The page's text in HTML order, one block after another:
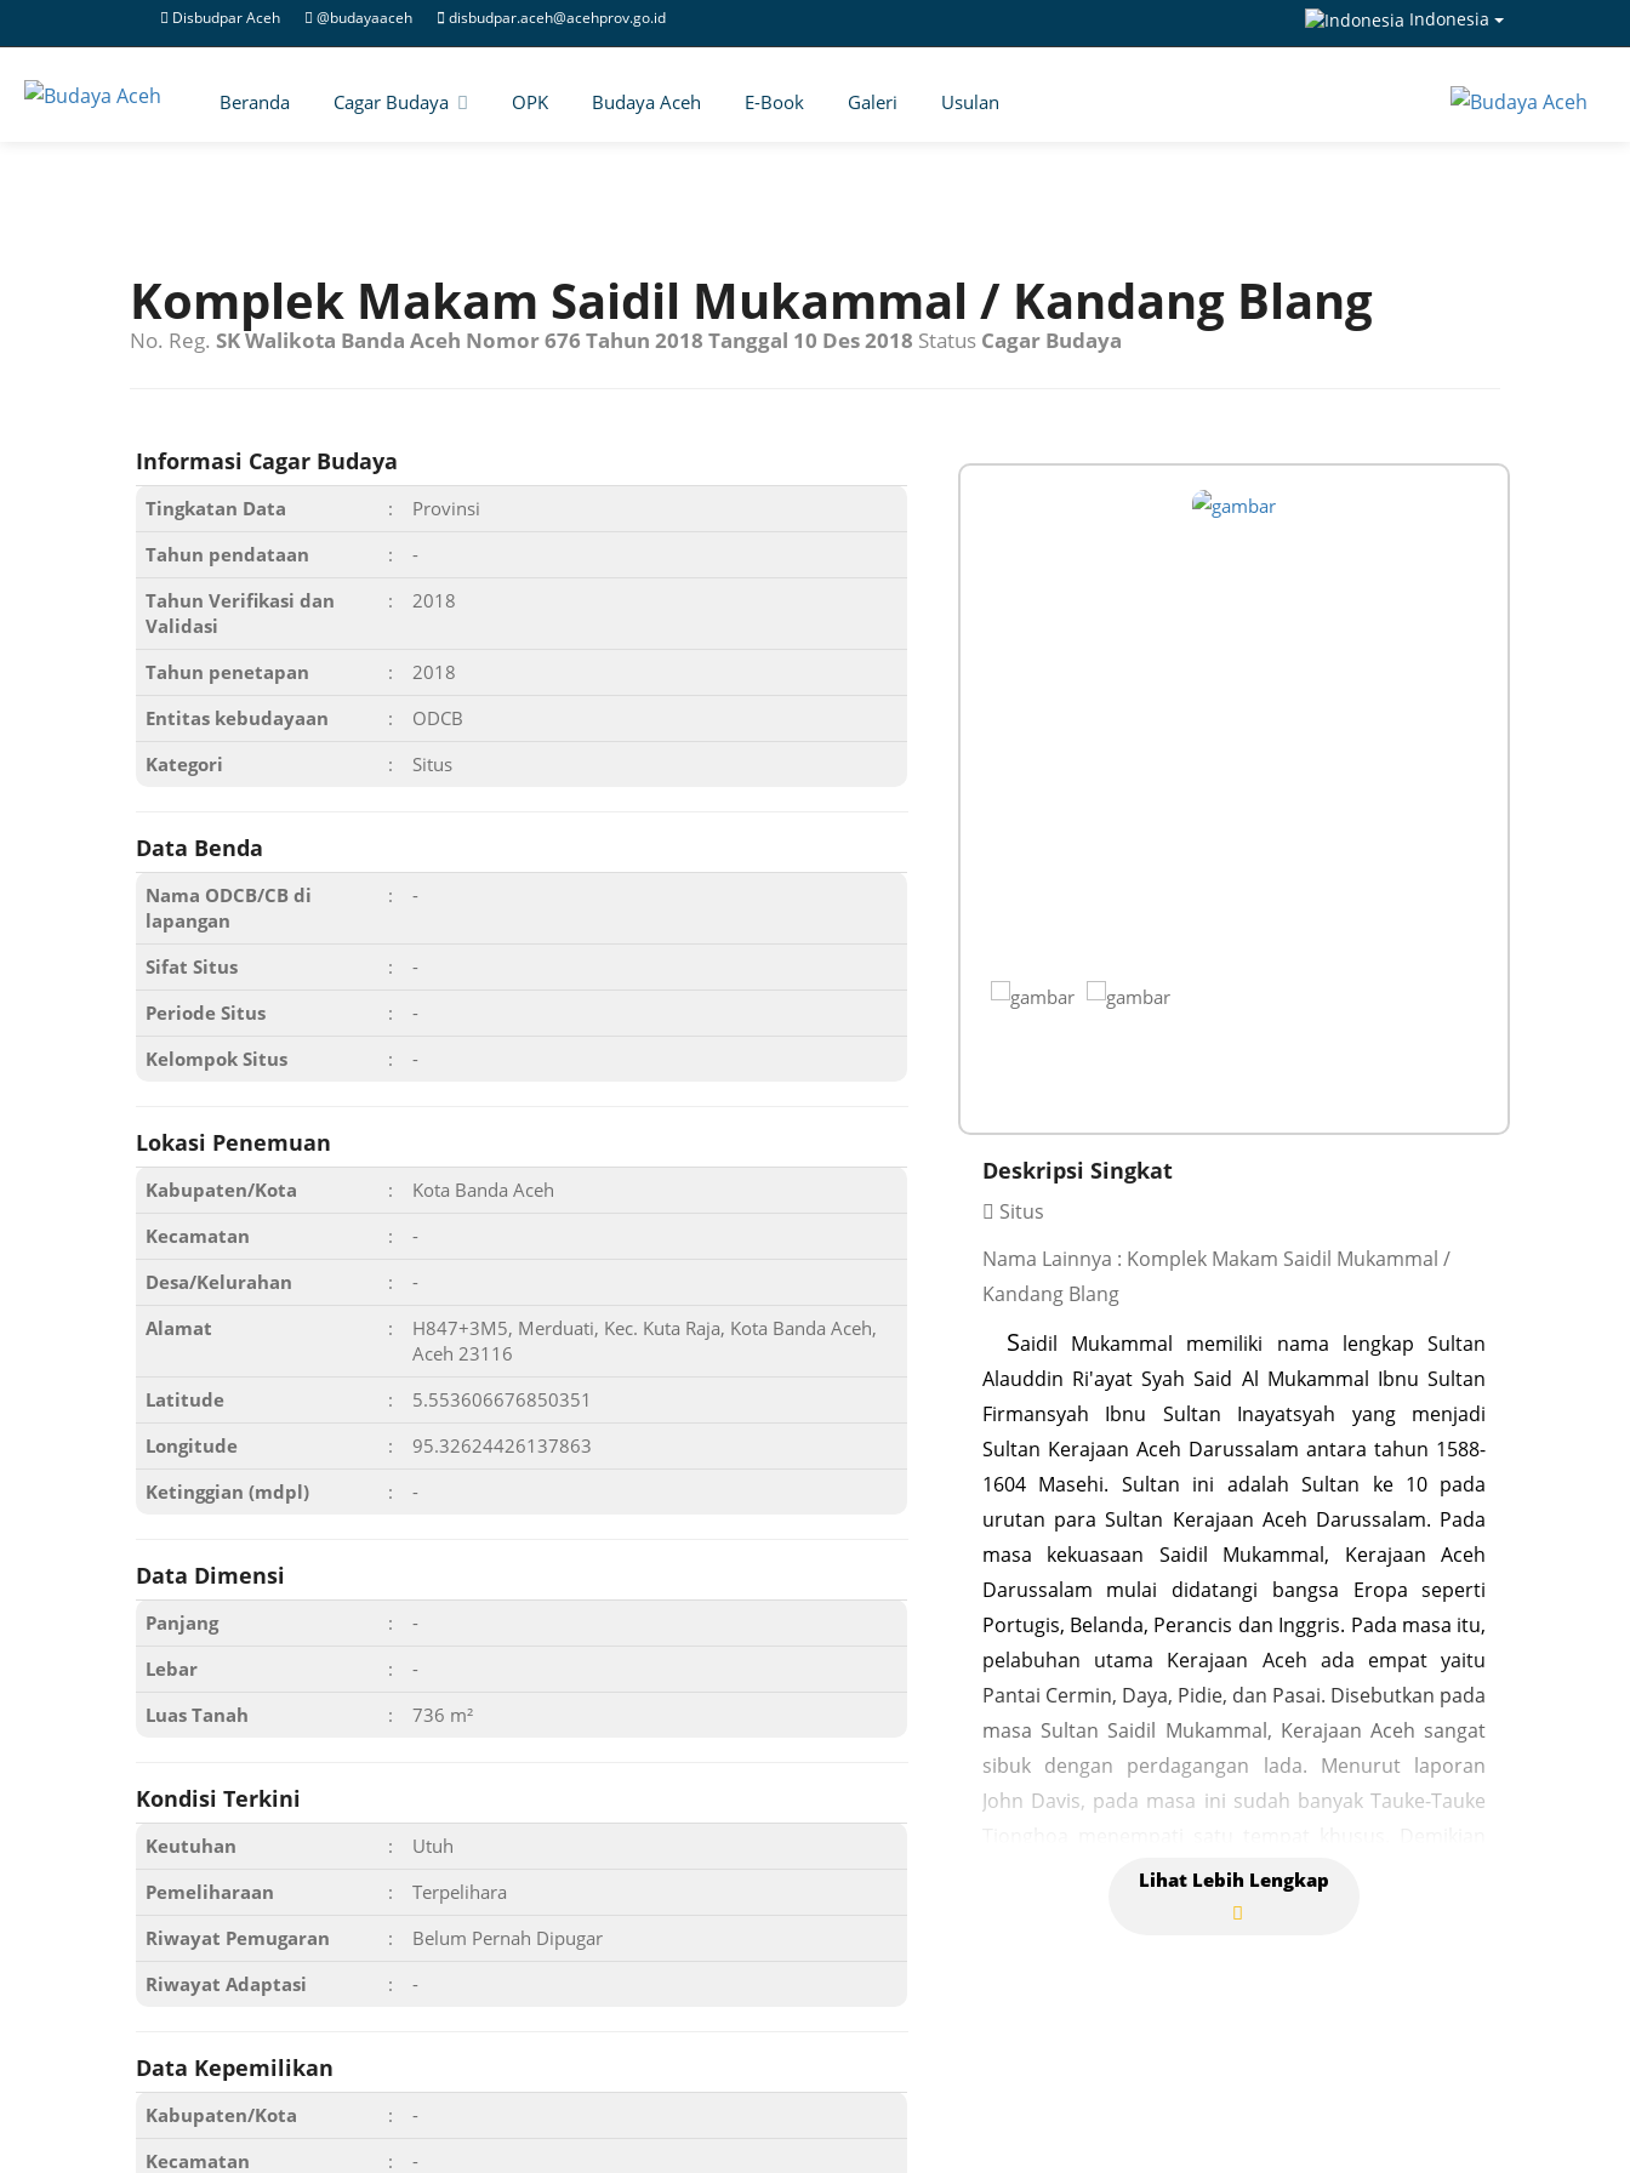
Disbudpar Aceh @budayaaceh disbudpar.aceh@acehprov.go.id Indonesia
Beranda Cagar Budaya OPK Budaya Aceh E-Book Galeri Usulan
Komplek Makam Saidil Mukammal / Kandang Blang
No. Reg. SK Walikota Banda Aceh Nomor 676 Tahun 2018 Tanggal 10 Des 2018 Status Cagar Budaya
Informasi Cagar Budaya
Tingkatan Data :
Provinsi
Tahun pendataan
:
-
Tahun Verifikasi dan
Validasi
: 2018
Tahun penetapan :
2018
Entitas kebudayaan
:
ODCB
Kategori
: Situs
Data Benda
Nama ODCB/CB di
lapangan
: -
Sifat Situs :
-
Periode Situs
:
-
Kelompok Situs
: -
Lokasi Penemuan
Kabupaten/Kota :
Kota Banda Aceh
Kecamatan
:
-
Desa/Kelurahan
:
-
Alamat
:
H847+3M5, Merduati, Kec. Kuta Raja, Kota Banda Aceh,
Aceh 23116
Latitude
:
5.553606676850351
Longitude
:
95.32624426137863
Ketinggian (mdpl)
: -
Data Dimensi
Panjang :
-
Lebar
:
-
Luas Tanah
: 736 m²
Kondisi Terkini
Keutuhan :
Utuh
Pemeliharaan
:
Terpelihara
Riwayat Pemugaran
:
Belum Pernah Dipugar
Riwayat Adaptasi
: -
Data Kepemilikan
Kabupaten/Kota :
-
Kecamatan
:
-
Deskripsi Singkat
Situs
Nama Lainnya : Komplek Makam Saidil Mukammal /
Kandang Blang
Saidil Mukammal memiliki nama lengkap Sultan
Alauddin Ri'ayat Syah Said Al Mukammal Ibnu Sultan
Firmansyah Ibnu Sultan Inayatsyah yang menjadi
Sultan Kerajaan Aceh Darussalam antara tahun 1588-
1604 Masehi. Sultan ini adalah Sultan ke 10 pada
urutan para Sultan Kerajaan Aceh Darussalam. Pada
masa kekuasaan Saidil Mukammal, Kerajaan Aceh
Darussalam mulai didatangi bangsa Eropa seperti
Portugis, Belanda, Perancis dan Inggris. Pada masa itu,
pelabuhan utama Kerajaan Aceh ada empat yaitu
Pantai Cermin, Daya, Pidie, dan Pasai. Disebutkan pada
masa Sultan Saidil Mukammal, Kerajaan Aceh sangat
sibuk dengan perdagangan lada. Menurut laporan
John Davis, pada masa ini sudah banyak Tauke-Tauke
juga saudagar-saudagar Portugis, Gujarat, Arab,
Benggali dan India, sudah banyak berdiam disitu.